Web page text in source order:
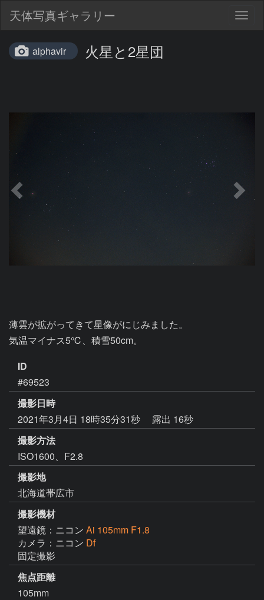
天体写真ギャラリー
alphavir 火星と2星団
薄雲が拡がってきて星像がにじみました。
気温マイナス5℃、積雪50cm。
ID
#69523
撮影日時
2021年3月4日 18時35分31秒
露出 16秒
撮影方法
ISO1600、F2.8
撮影地
北海道帯広市
撮影機材
望遠鏡：ニコン Ai 105mm F1.8
カメラ：ニコン Df
固定撮影
焦点距離
105mm